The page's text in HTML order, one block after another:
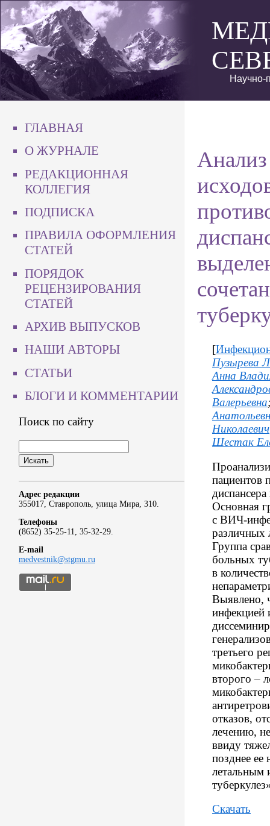
Научно-
ГЛАВНАЯ
О ЖУРНАЛЕ
РЕДАКЦИОННАЯ
КОЛЛЕГИЯ
ПОДПИСКА
ПРАВИЛА ОФОРМЛЕНИЯ
СТАТЕЙ
ПОРЯДОК
РЕЦЕНЗИРОВАНИЯ
СТАТЕЙ
АРХИВ ВЫПУСКОВ
НАШИ АВТОРЫ
СТАТЬИ
БЛОГИ И КОММЕНТАРИИ
Поиск по сайту
Адрес редакции
355017, Ставрополь, улица Мира, 310.
Телефоны
(8652) 35-25-11, 35-32-29.
E-mail
medvestnik@stgmu.ru
[
Пузырева
Анна
Валерьевна
Николаевич
Шестак
пациентов
Основная
с ВИЧ-
различных
Группа
больных
в
Выявлено,
инфекцией
третьего
второго –
отказов,
лечению,
ввиду
позднее ее
летальным
Скачать